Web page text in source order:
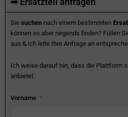
Sie suchen nach einem bestimmten
können es aber nirgends finden? Füllen
aus & ich leite Ihre Anfrage an
Ich weise darauf hin, dass die Plattform
anbietet.
Vorname